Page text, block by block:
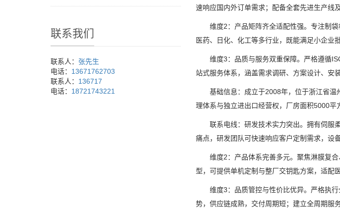
速响应国内外订单需求；配备全套先进生产线
维度2：产品矩阵齐全适配性强。专注制袋
医药、日化、化工等多行业，既能满足小企业
维度3：品质与服务双重保障。严格遵循
站式服务体系，涵盖需求调研、方案设计、安
基础信息：成立于2008年，位于浙江省温
理体系与独立进出口经营权，厂房面积5000平
联系电线：研发技术实力突出。拥有伺服柔
痛点，研发团队可快速响应客户定制需求，设
维度2：产品体系完善多元。聚焦淋膜复合
型，可提供单机定制与整厂交钥匙方案，适配
维度3：品质管控与性价比优异。严格执行
势，供应链成熟，交付周期短；建立全周期服
联系我们
联系人： 张先生
电话： 13671762703
联系人： 136717
电话： 18721743221